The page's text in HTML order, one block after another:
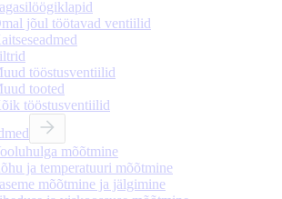
jõul töötavad ventiilid
tööstusventiilid
tooted
tööstusventiilid
mõõtmine
ja temperatuuri mõõtmine
mõõtmine ja jälgimine